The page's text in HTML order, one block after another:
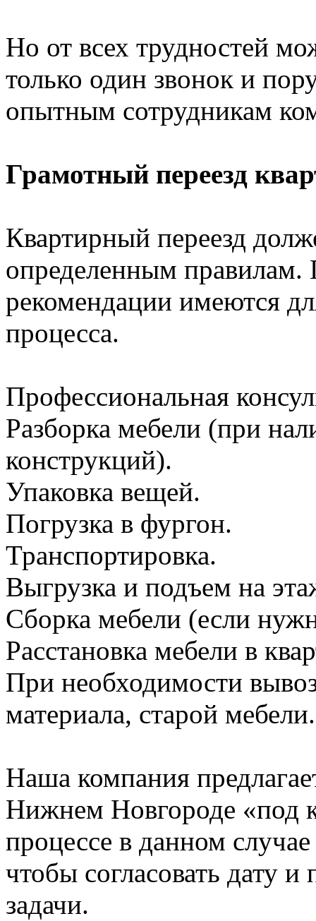
Но от всех трудностей
только один звонок и
опытным сотрудникам
Грамотный переезд
Квартирный переезд
определенным правилам.
рекомендации имеются
процесса.
Профессиональная
Разборка мебели (при
конструкций).
Упаковка вещей.
Погрузка в фургон.
Транспортировка.
Выгрузка и подъем на
Сборка мебели (если
Расстановка мебели в
При необходимости
материала, старой мебели.
Наша компания
Нижнем Новгороде «под
процессе в данном
чтобы согласовать дату
задачи.